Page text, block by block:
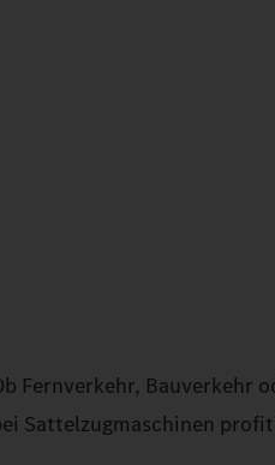
Fernverkehr, Bauverkehr
Sattelzugmaschinen